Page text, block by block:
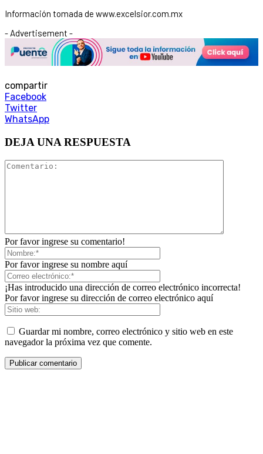
Información tomada de www.excelsior.com.mx
- Advertisement -
compartir
Facebook
Twitter
WhatsApp
DEJA UNA RESPUESTA
Por favor ingrese su comentario!
Por favor ingrese su nombre aquí
¡Has introducido una dirección de correo electrónico incorrecta!
Por favor ingrese su dirección de correo electrónico aquí
Guardar mi nombre, correo electrónico y sitio web en este
navegador la próxima vez que comente.